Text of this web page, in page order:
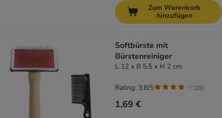
Zum Warenkorb
hinzufügen
Softbürste mit
Bürstenreiniger
L 12 x B 5,5 x H 2 cm
1,69 €
Rating: 3.8/5 (28)